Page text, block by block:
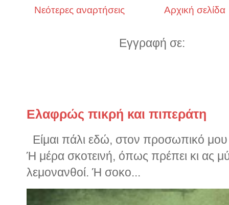
Νεότερες αναρτήσεις Αρχική σελίδα
Εγγραφή σε:
Ελαφρώς πικρή και πιπεράτη
Είμαι πάλι εδώ, στον προσωπικό μου
Ή μέρα σκοτεινή, όπως πρέπει κι ας
λεμονανθοί. Ή σοκο...